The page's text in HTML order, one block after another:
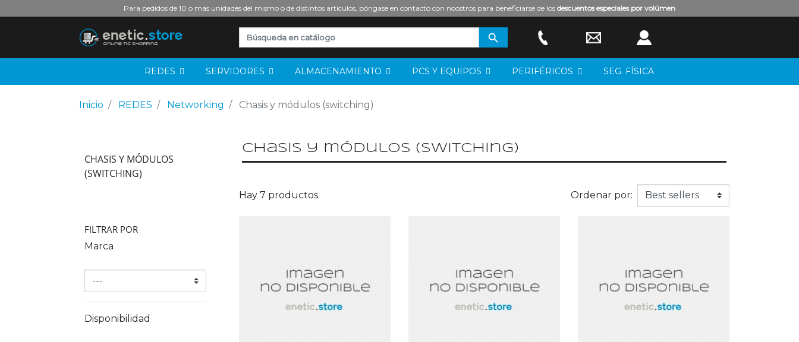
Para pedidos de 10 o más unidades del mismo o de distintos artículos, póngase en contacto con noostros para beneficiarse de los descuentos especiales por volúmen

REDES SERVIDORES ALMACENAMIENTO PCS Y EQUIPOS PERIFÉRICOS SEG. FÍSICA
Inicio REDES Networking Chasis y módulos (switching)
CHASIS Y MÓDULOS
(SWITCHING)
FILTRAR POR
Marca
Disponibilidad
chasis y módulos (switching)
Hay 7 productos. Ordenar por: